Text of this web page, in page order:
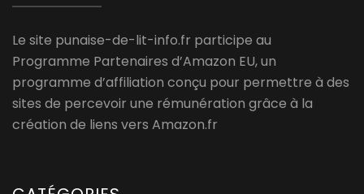
Le site punaise-de-lit-info.fr participe au
Programme Partenaires d’Amazon EU, un
programme d’affiliation conçu pour permettre à des
sites de percevoir une rémunération grâce à la
création de liens vers Amazon.fr